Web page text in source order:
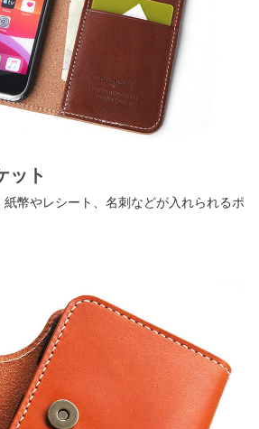
ット
幣やレシート、名刺などが入れられるポ